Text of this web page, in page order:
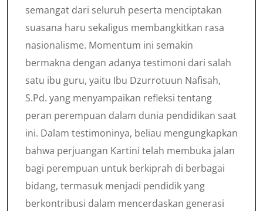
semangat dari seluruh peserta menciptakan
suasana haru sekaligus membangkitkan rasa
nasionalisme. Momentum ini semakin
bermakna dengan adanya testimoni dari salah
satu ibu guru, yaitu Ibu Dzurrotuun Nafisah,
S.Pd. yang menyampaikan refleksi tentang
peran perempuan dalam dunia pendidikan saat
ini. Dalam testimoninya, beliau mengungkapkan
bahwa perjuangan Kartini telah membuka jalan
bagi perempuan untuk berkiprah di berbagai
bidang, termasuk menjadi pendidik yang
berkontribusi dalam mencerdaskan generasi